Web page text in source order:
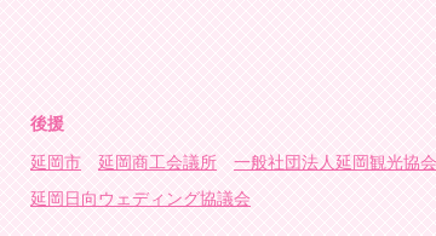
後援
延岡市
延岡商工会議所 一般社団法人延岡観光協会
延岡日向ウェディング協議会